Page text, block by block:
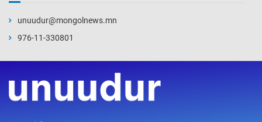
хэмжээг шинэчлэн тогтоох нь
5 цаг 22 мин
unuudur@mongolnews.mn
976-11-330801